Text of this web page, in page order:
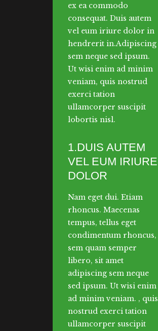
ex ea commodo
consequat. Duis autem
vel eum iriure dolor in
hendrerit in.Adipiscing
sem neque sed ipsum.
Ut wisi enim ad minim
veniam, quis nostrud
exerci tation
ullamcorper suscipit
lobortis nisl.
1.DUIS AUTEM
VEL EUM IRIURE
DOLOR
Nam eget dui. Etiam
rhoncus. Maecenas
tempus, tellus eget
condimentum rhoncus,
sem quam semper
libero, sit amet
adipiscing sem neque
sed ipsum. Ut wisi enim
ad minim veniam. , quis
nostrud exerci tation
ullamcorper suscipit